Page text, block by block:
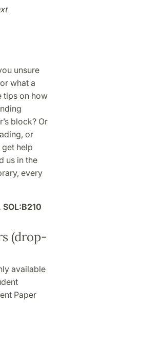
unsure
what a
tips on how
block? Or
or
help
us in the
every
(drop-
available
Paper